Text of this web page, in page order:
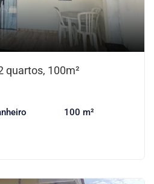
quartos, 100m²
100 m²